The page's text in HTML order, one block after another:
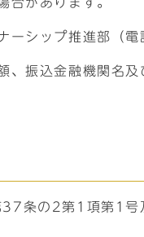
ーシップ推進部
、振込金融機関名及
条の2第1項第1